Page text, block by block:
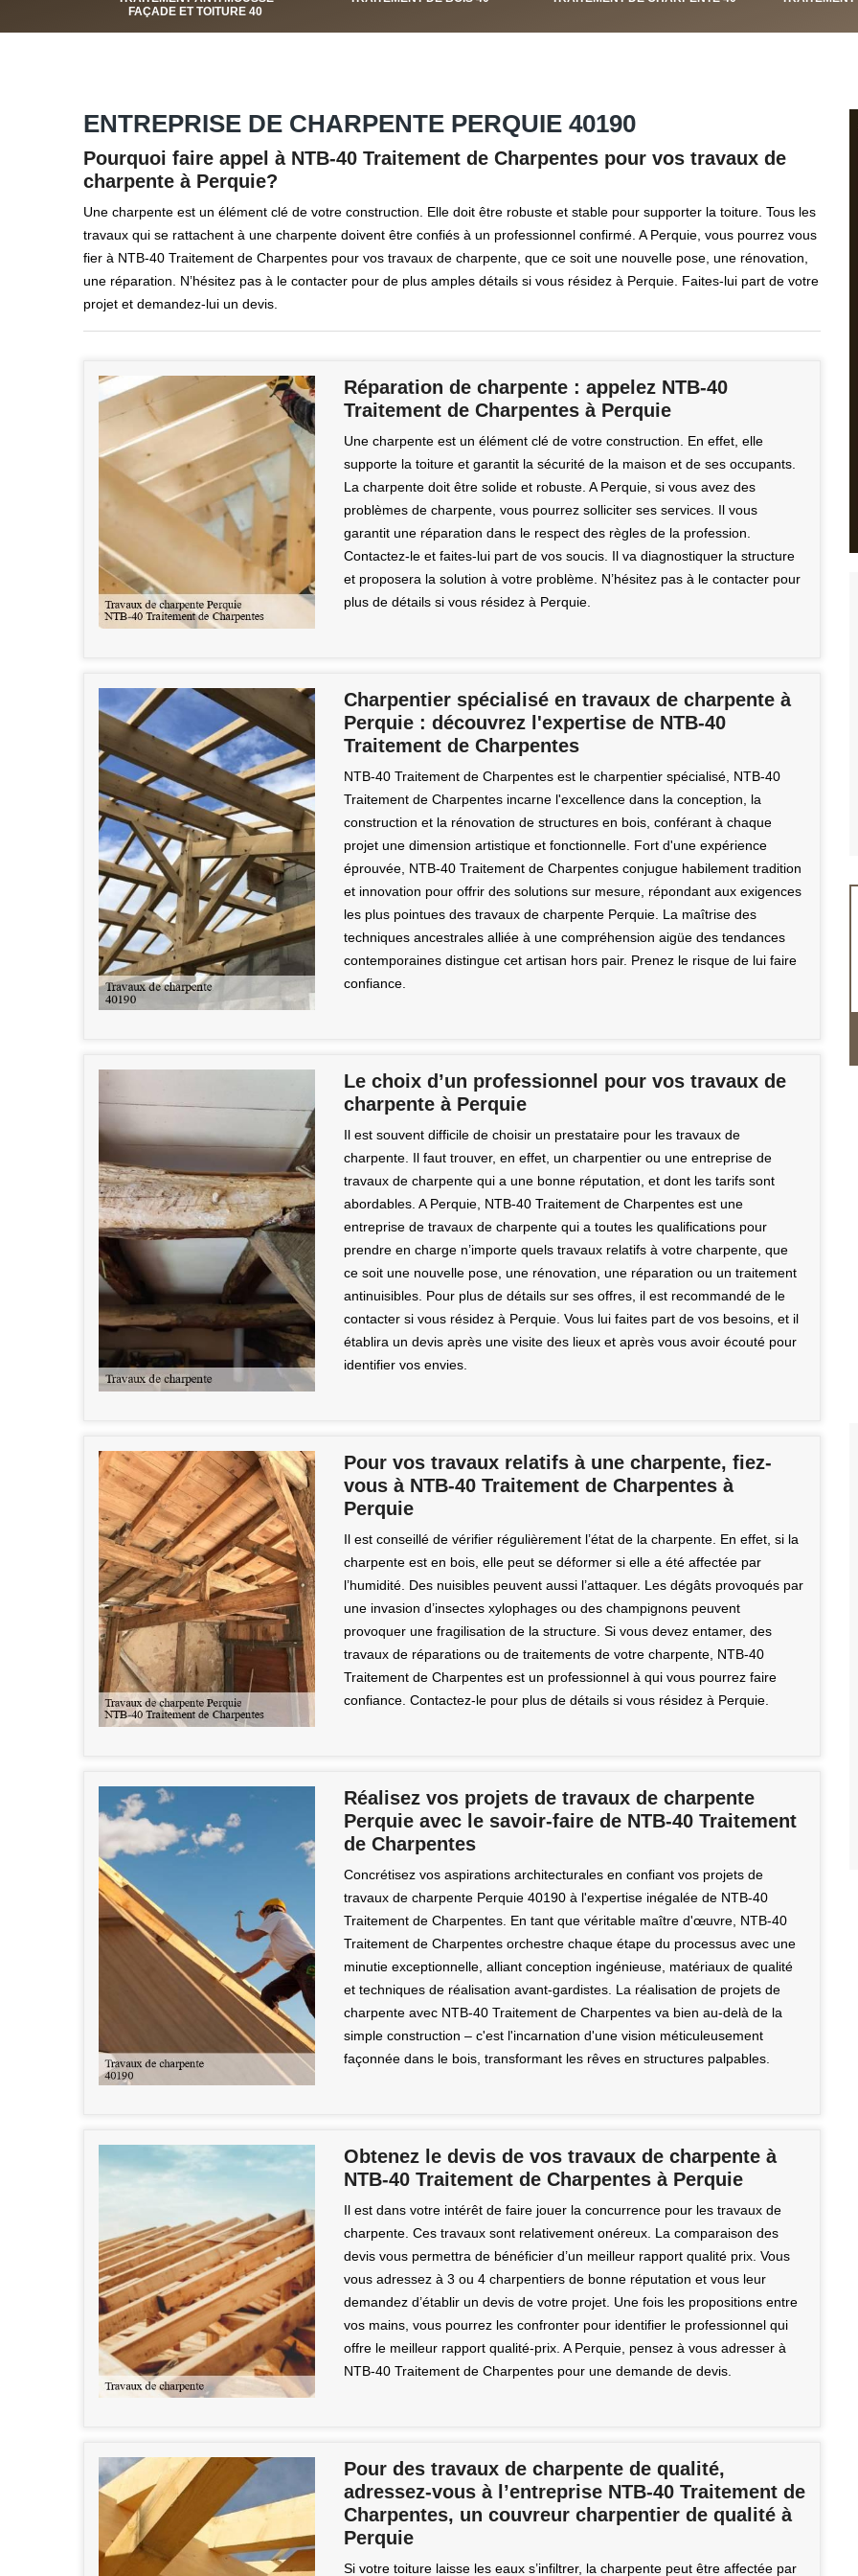
FAÇADE ET TOITURE 40
ENTREPRISE DE CHARPENTE PERQUIE 40190
Pourquoi faire appel à NTB-40 Traitement de Charpentes pour vos travaux de
charpente à Perquie?
Une charpente est un élément clé de votre construction. Elle doit être robuste et stable pour supporter la toiture. Tous les
travaux qui se rattachent à une charpente doivent être confiés à un professionnel confirmé. A Perquie, vous pourrez vous
fier à NTB-40 Traitement de Charpentes pour vos travaux de charpente, que ce soit une nouvelle pose, une rénovation,
une réparation. N’hésitez pas à le contacter pour de plus amples détails si vous résidez à Perquie. Faites-lui part de votre
projet et demandez-lui un devis.
Réparation de charpente : appelez NTB-40
Traitement de Charpentes à Perquie
Une charpente est un élément clé de votre construction. En effet, elle
supporte la toiture et garantit la sécurité de la maison et de ses occupants.
La charpente doit être solide et robuste. A Perquie, si vous avez des
problèmes de charpente, vous pourrez solliciter ses services. Il vous
garantit une réparation dans le respect des règles de la profession.
Contactez-le et faites-lui part de vos soucis. Il va diagnostiquer la structure
et proposera la solution à votre problème. N’hésitez pas à le contacter pour
plus de détails si vous résidez à Perquie.
Charpentier spécialisé en travaux de charpente à
Perquie : découvrez l'expertise de NTB-40
Traitement de Charpentes
NTB-40 Traitement de Charpentes est le charpentier spécialisé, NTB-40
Traitement de Charpentes incarne l'excellence dans la conception, la
construction et la rénovation de structures en bois, conférant à chaque
projet une dimension artistique et fonctionnelle. Fort d'une expérience
éprouvée, NTB-40 Traitement de Charpentes conjugue habilement tradition
et innovation pour offrir des solutions sur mesure, répondant aux exigences
les plus pointues des travaux de charpente Perquie. La maîtrise des
techniques ancestrales alliée à une compréhension aigüe des tendances
contemporaines distingue cet artisan hors pair. Prenez le risque de lui faire
confiance.
Le choix d’un professionnel pour vos travaux de
charpente à Perquie
Il est souvent difficile de choisir un prestataire pour les travaux de
charpente. Il faut trouver, en effet, un charpentier ou une entreprise de
travaux de charpente qui a une bonne réputation, et dont les tarifs sont
abordables. A Perquie, NTB-40 Traitement de Charpentes est une
entreprise de travaux de charpente qui a toutes les qualifications pour
prendre en charge n’importe quels travaux relatifs à votre charpente, que
ce soit une nouvelle pose, une rénovation, une réparation ou un traitement
antinuisibles. Pour plus de détails sur ses offres, il est recommandé de le
contacter si vous résidez à Perquie. Vous lui faites part de vos besoins, et il
établira un devis après une visite des lieux et après vous avoir écouté pour
identifier vos envies.
Pour vos travaux relatifs à une charpente, fiez-
vous à NTB-40 Traitement de Charpentes à
Perquie
Il est conseillé de vérifier régulièrement l’état de la charpente. En effet, si la
charpente est en bois, elle peut se déformer si elle a été affectée par
l’humidité. Des nuisibles peuvent aussi l’attaquer. Les dégâts provoqués par
une invasion d’insectes xylophages ou des champignons peuvent
provoquer une fragilisation de la structure. Si vous devez entamer, des
travaux de réparations ou de traitements de votre charpente, NTB-40
Traitement de Charpentes est un professionnel à qui vous pourrez faire
confiance. Contactez-le pour plus de détails si vous résidez à Perquie.
Réalisez vos projets de travaux de charpente
Perquie avec le savoir-faire de NTB-40 Traitement
de Charpentes
Concrétisez vos aspirations architecturales en confiant vos projets de
travaux de charpente Perquie 40190 à l'expertise inégalée de NTB-40
Traitement de Charpentes. En tant que véritable maître d'œuvre, NTB-40
Traitement de Charpentes orchestre chaque étape du processus avec une
minutie exceptionnelle, alliant conception ingénieuse, matériaux de qualité
et techniques de réalisation avant-gardistes. La réalisation de projets de
charpente avec NTB-40 Traitement de Charpentes va bien au-delà de la
simple construction – c'est l'incarnation d'une vision méticuleusement
façonnée dans le bois, transformant les rêves en structures palpables.
Obtenez le devis de vos travaux de charpente à
NTB-40 Traitement de Charpentes à Perquie
Il est dans votre intérêt de faire jouer la concurrence pour les travaux de
charpente. Ces travaux sont relativement onéreux. La comparaison des
devis vous permettra de bénéficier d’un meilleur rapport qualité prix. Vous
vous adressez à 3 ou 4 charpentiers de bonne réputation et vous leur
demandez d’établir un devis de votre projet. Une fois les propositions entre
vos mains, vous pourrez les confronter pour identifier le professionnel qui
offre le meilleur rapport qualité-prix. A Perquie, pensez à vous adresser à
NTB-40 Traitement de Charpentes pour une demande de devis.
Pour des travaux de charpente de qualité,
adressez-vous à l’entreprise NTB-40 Traitement de
Charpentes, un couvreur charpentier de qualité à
Perquie
Si votre toiture laisse les eaux s’infiltrer, la charpente peut être affectée par